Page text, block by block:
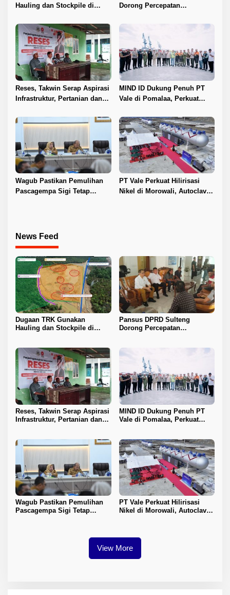
Hauling dan Stockpile di
Antam Buka Peta IUP
Dorong Percepatan
Sawit di Toli-Toli
Reses, Takwin Serap Aspirasi
Infrastruktur, Pertanian dan
MIND ID Dukung Penuh PT
Vale di Pomalaa, Perkuat
Hilirisasi Nikel
Wagub Pastikan Pemulihan
Pascagempa Sigi Tetap
PT Vale Perkuat Hilirisasi
Nikel di Morowali, Autoclave
News Feed
Dugaan TRK Gunakan
Hauling dan Stockpile di
Pansus DPRD Sulteng
Dorong Percepatan
Reses, Takwin Serap Aspirasi
Infrastruktur, Pertanian dan
MIND ID Dukung Penuh PT
Vale di Pomalaa, Perkuat
Wagub Pastikan Pemulihan
Pascagempa Sigi Tetap
PT Vale Perkuat Hilirisasi
Nikel di Morowali, Autoclave
View More